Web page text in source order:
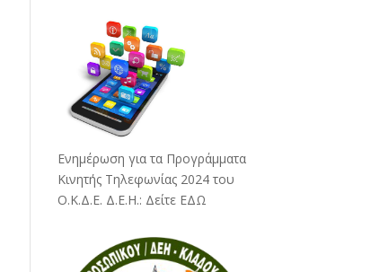
Ενημέρωση για τα Προγράμματα
Κινητής Τηλεφωνίας 2024 του
Ο.Κ.Δ.Ε. Δ.Ε.Η.: Δείτε ΕΔΩ